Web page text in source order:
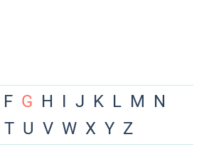
F G H I J K L M N
T U V W X Y Z